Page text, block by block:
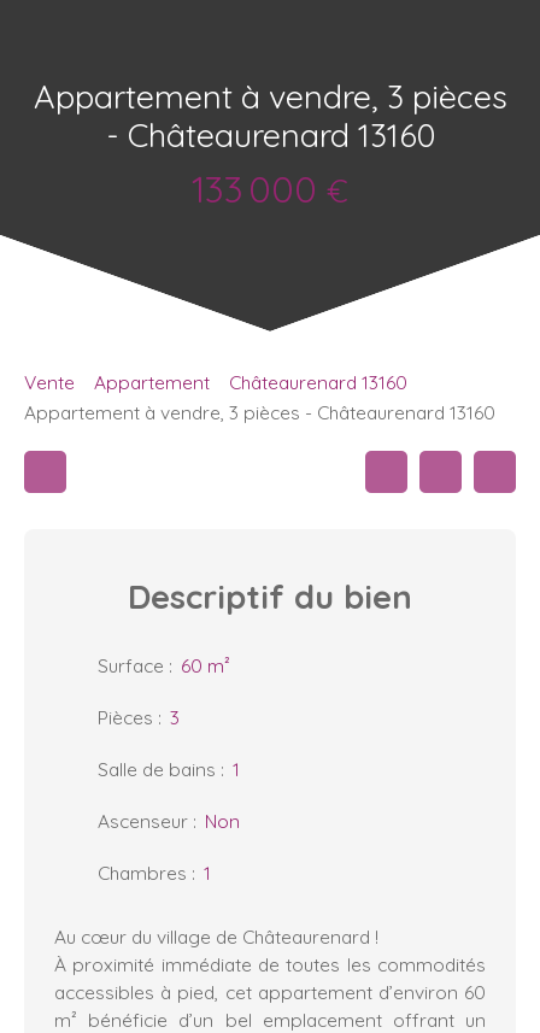
Appartement à vendre, 3 pièces
- Châteaurenard 13160
133 000 €
Vente Appartement
Châteaurenard 13160
Appartement à vendre, 3 pièces - Châteaurenard 13160
Descriptif du bien
Surface : 60 m²
Pièces : 3
Salle de bains : 1
Ascenseur : Non
Chambres : 1
Au cœur du village de Châteaurenard !
À proximité immédiate de toutes les commodités
accessibles à pied, cet appartement d’environ 60
m² bénéficie d’un bel emplacement offrant un